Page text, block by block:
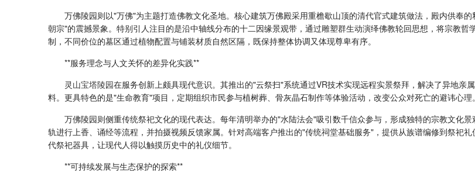
万佛陵园则以"万佛"为主题打造佛教文化圣地。核心建筑万佛殿采用重檐歇山顶的清代官式建筑做法，殿内供奉
朝宗"的震撼景象。特别引人注目的是沿中轴线分布的十二因缘景观带，通过雕塑群生动演绎佛教轮回思想，将宗教
制，不同价位的墓区通过植物配置与铺装材质自然区隔，既保持整体协调又体现尊卑有序。
**服务理念与人文关怀的差异化实践**
灵山宝塔陵园在服务创新上颇具现代意识。其推出的"云祭扫"系统通过VR技术实现远程实景祭拜，解决了异地
料。更具特色的是"生命教育"项目，定期组织市民参与植树葬、骨灰晶石制作等体验活动，改变公众对死亡的避讳心
万佛陵园则侧重传统祭祀文化的现代表达。每年清明举办的"水陆法会"吸引数千信众参与，形成独特的宗教文化
轨进行上香、诵经等流程，并拍摄视频反馈家属。针对高端客户推出的"传统祠堂基础服务"，提供从族谱编修到祭祀
代祭祀器具，让现代人得以触摸历史中的礼仪细节。
**可持续发展与生态保护的探索**